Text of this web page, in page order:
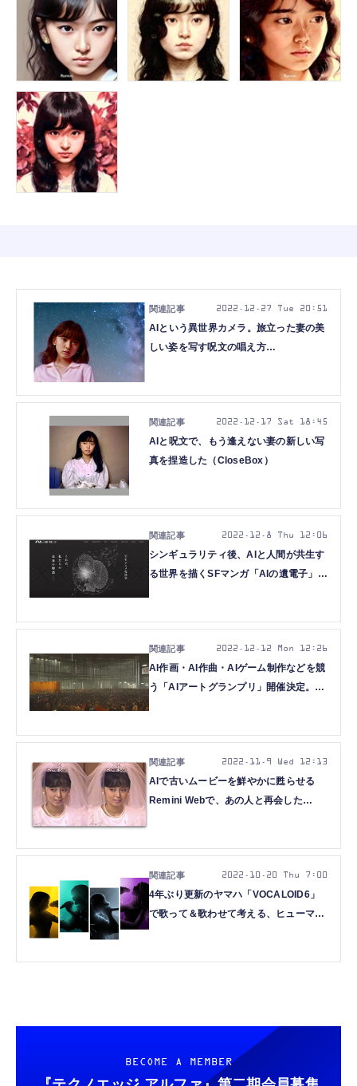
AIという異世界カメラ。旅立った妻の美
しい姿を写す呪文の唱え方
2022.12.27 Tue 20:51
AIと呪文で、もう逢えない妻の新しい写
真を捏造した（CloseBox）
2022.12.17 Sat 18:45
シンギュラリティ後、AIと人間が共生す
る世界を描くSFマンガ「AIの遺電子」が
2022.12.8 Thu 12:06
AI作画・AI作曲・AIゲーム制作などを競
う「AIアートグランプリ」開催決定。グ
2022.12.12 Mon 12:26
AIで古いムービーを鮮やかに甦らせる
Remini Webで、あの人と再会した
2022.11.9 Wed 12:13
4年ぶり更新のヤマハ「VOCALOID6」
で歌って＆歌わせて考える、ヒューマン
2022.10.20 Thu 7:00
BECOME A MEMBER